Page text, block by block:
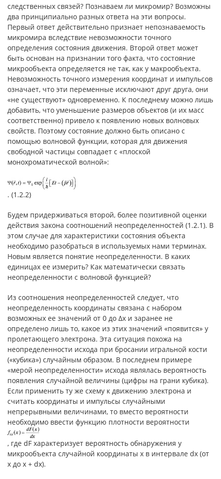
следственных связей? Познаваем ли микромир? Возможны
два принципиально разных ответа на эти вопросы.
Первый ответ действительно признает непознаваемость
микромира вследствие невозможности точного
определения состояния движения. Второй ответ может
быть основан на признании того факта, что состояние
микрообъекта определяется не так, как у макрообъекта.
Невозможность точного измерения координат и импульсов
означает, что эти переменные исключают друг друга, они
«не существуют» одновременно. К последнему можно лишь
добавить, что уменьшение размеров объектов (и их масс
соответственно) привело к появлению новых волновых
свойств. Поэтому состояние должно быть описано с
помощью волновой функции, которая для движения
свободной частицы совпадает с «плоской
монохроматической волной»:
. (1.2.2)
Будем придерживаться второй, более позитивной оценки
действия закона соотношений неопределенностей (1.2.1). В
этом случае для характеристики состояния объекта
необходимо разобраться в используемых нами терминах.
Новым является понятие неопределенности. В каких
единицах ее измерить? Как математически связать
неопределенности с волновой функцией?
Из соотношения неопределенностей следует, что
неопределенность координаты связана с набором
возможных ее значений от 0 до Δx и заранее не
определено лишь то, какое из этих значений «появится» у
пролетающего электрона. Эта ситуация похожа на
неопределенности исхода при бросании игральной кости
(«кубика») случайным образом. В последнем примере
«мерой неопределенности» исхода являлась вероятность
появления случайной величины (цифры на грани кубика).
Если применить ту же схему к движению электрона и
считать координаты и импульсы случайными
непрерывными величинами, то вместо вероятности
необходимо ввести функцию плотности вероятности
, где dF характеризует вероятность обнаружения у
микрообъекта случайной координаты x в интервале dx (от
x до x + dx).